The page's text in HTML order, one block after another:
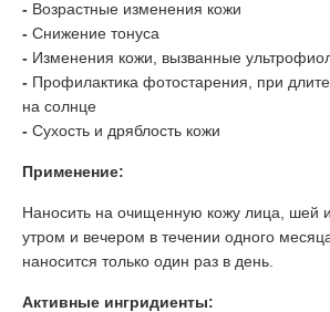
- Возрастные изменения кожи
- Снижение тонуса
- Изменения кожи, вызванные
- Профилактика фотостарения, при
на солнце
- Сухость и дряблость кожи
Применение:
Наносить на очищенную кожу лица, шей
утром и вечером в течении одного
наносится только один раз в день.
Активные ингридиенты: